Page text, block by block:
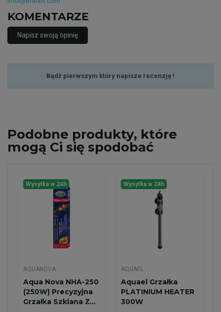
KOMENTARZE
Napisz swoją opinię
Bądź pierwszym który napisze recenzję !
Podobne produkty, które
mogą Ci się spodobać
Wysyłka w 24h
AQUANOVA
Aqua Nova NHA-250
(250W) Precyzyjna
Grzałka Szklana Z...
Wysyłka w 24h
AQUAEL
Aquael Grzałka
PLATINIUM HEATER
300W